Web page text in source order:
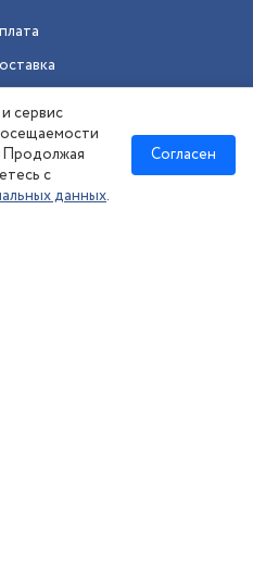
хранение
сервис
Продолжая
с
данных.
Согласен